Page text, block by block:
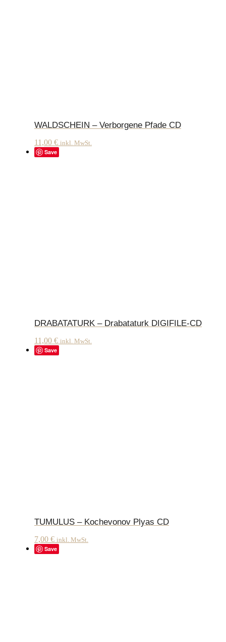
WALDSCHEIN – Verborgene Pfade CD
11,00 € inkl. MwSt.
Save
DRABATATURK – Drabataturk DIGIFILE-CD
11,00 € inkl. MwSt.
Save
TUMULUS – Kochevonov Plyas CD
7,00 € inkl. MwSt.
Save